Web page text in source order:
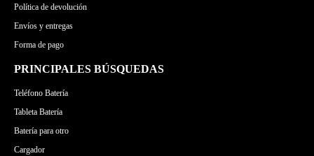
Política de devolución
Envíos y entregas
Forma de pago
PRINCIPALES BÚSQUEDAS
Teléfono Batería
Tableta Batería
Batería para otro
Cargador